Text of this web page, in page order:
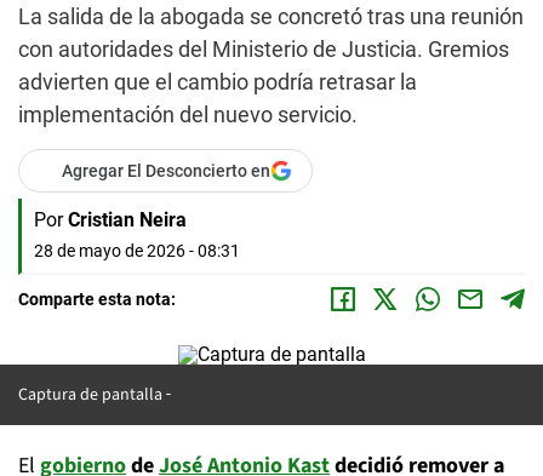
La salida de la abogada se concretó tras una reunión
con autoridades del Ministerio de Justicia. Gremios
advierten que el cambio podría retrasar la
implementación del nuevo servicio.
Agregar El Desconcierto en
Por Cristian Neira
28 de mayo de 2026 - 08:31
Comparte esta nota:
Captura de pantalla
El gobiernodeJosé Antonio Kastdecidió remover a